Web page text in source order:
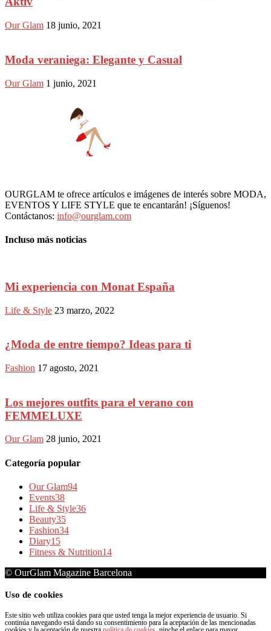
Our Glam 18 junio, 2021
Moda veraniega: Elegante y Casual
Our Glam 1 junio, 2021
OURGLAM te ofrece artículos e imágenes de interés sobre MODA,
EVENTOS Y LIFE STYLE que te encantarán! ¡Síguenos!
Contáctanos: info@ourglam.com
Incluso más noticias
Mi experiencia con Monat España
Life & Style 23 marzo, 2022
¿Moda de entre tiempo? Ideas para ti
Fashion 17 agosto, 2021
Los mejores outfits para el verano con
FEMMELUXE
Our Glam 28 junio, 2021
Categoría popular
Our Glam94
Events38
Life & Style36
Beauty35
Fashion34
Diary15
Fitness & Nutrition14
© OurGlam Magazine Barcelona
Uso de cookies
Este sitio web utiliza cookies para que usted tenga la mejor experiencia de usuario. Si
continúa navegando está dando su consentimiento para la aceptación de las mencionadas